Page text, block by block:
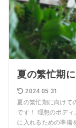
夏の繁忙期
2024.05.31
夏の繁忙期に向けて
です！ 理想のボデ
に入れるための準備